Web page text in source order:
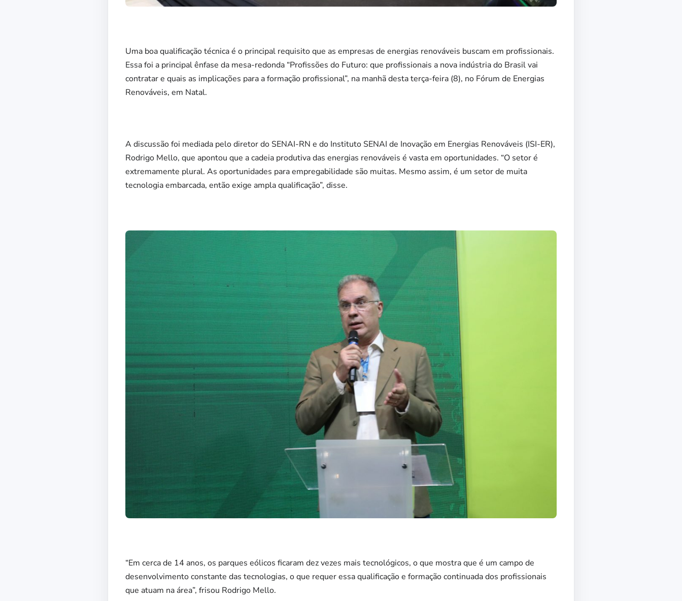
Uma boa qualificação técnica é o principal requisito que as empresas de energias renováveis buscam em profissionais.
Essa foi a principal ênfase da mesa-redonda “Profissões do Futuro: que profissionais a nova indústria do Brasil vai
contratar e quais as implicações para a formação profissional”, na manhã desta terça-feira (8), no Fórum de Energias
Renováveis, em Natal.
A discussão foi mediada pelo diretor do SENAI-RN e do Instituto SENAI de Inovação em Energias Renováveis (ISI-ER),
Rodrigo Mello, que apontou que a cadeia produtiva das energias renováveis é vasta em oportunidades. “O setor é
extremamente plural. As oportunidades para empregabilidade são muitas. Mesmo assim, é um setor de muita
tecnologia embarcada, então exige ampla qualificação”, disse.
“Em cerca de 14 anos, os parques eólicos ficaram dez vezes mais tecnológicos, o que mostra que é um campo de
desenvolvimento constante das tecnologias, o que requer essa qualificação e formação continuada dos profissionais
que atuam na área”, frisou Rodrigo Mello.